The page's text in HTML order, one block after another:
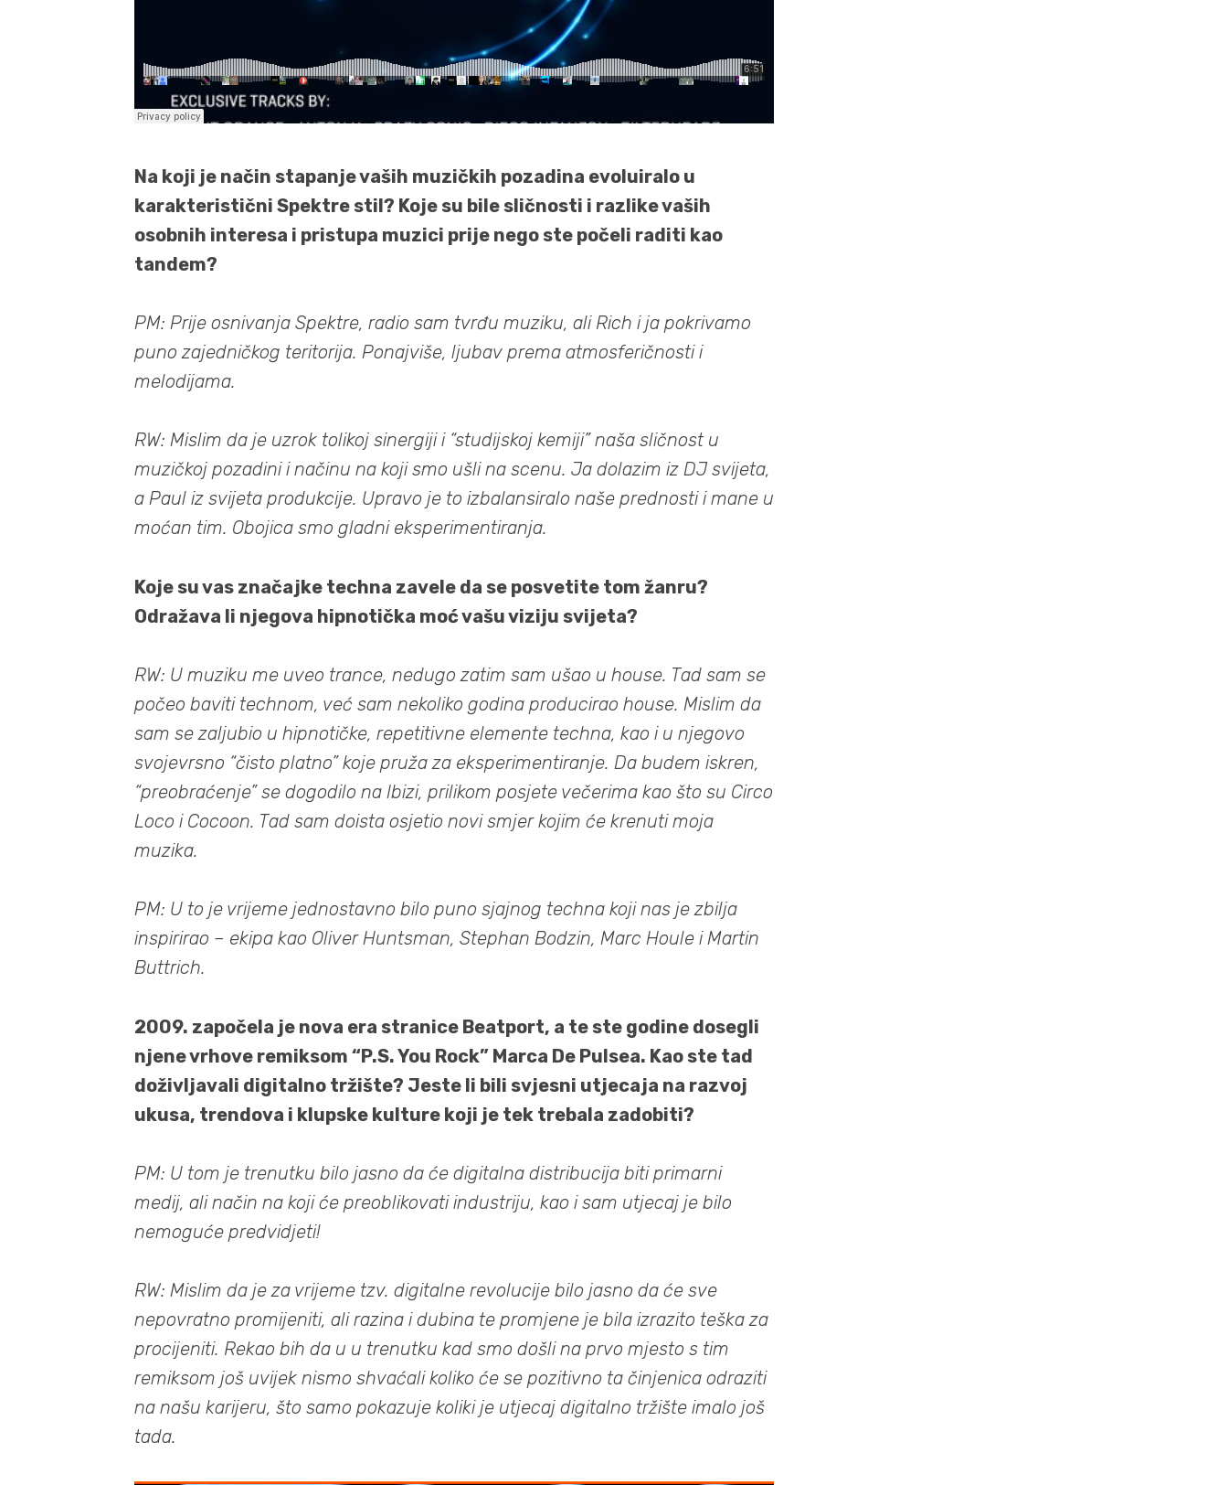
Na koji je način stapanje vaših muzičkih pozadina evoluiralo u
karakteristični Spektre stil? Koje su bile sličnosti i razlike vaših
osobnih interesa i pristupa muzici prije nego ste počeli raditi kao
tandem?
PM: Prije osnivanja Spektre, radio sam tvrđu muziku, ali Rich i ja pokrivamo
puno zajedničkog teritorija. Ponajviše, ljubav prema atmosferičnosti i
melodijama.
RW: Mislim da je uzrok tolikoj sinergiji i “studijskoj kemiji” naša sličnost u
muzičkoj pozadini i načinu na koji smo ušli na scenu. Ja dolazim iz DJ svijeta,
a Paul iz svijeta produkcije. Upravo je to izbalansiralo naše prednosti i mane u
moćan tim. Obojica smo gladni eksperimentiranja.
Koje su vas značajke techna zavele da se posvetite tom žanru?
Odražava li njegova hipnotička moć vašu viziju svijeta?
RW: U muziku me uveo trance, nedugo zatim sam ušao u house. Tad sam se
počeo baviti technom, već sam nekoliko godina producirao house. Mislim da
sam se zaljubio u hipnotičke, repetitivne elemente techna, kao i u njegovo
svojevrsno “čisto platno” koje pruža za eksperimentiranje. Da budem iskren,
“preobraćenje” se dogodilo na Ibizi, prilikom posjete večerima kao što su Circo
Loco i Cocoon. Tad sam doista osjetio novi smjer kojim će krenuti moja
muzika.
PM: U to je vrijeme jednostavno bilo puno sjajnog techna koji nas je zbilja
inspirirao – ekipa kao Oliver Huntsman, Stephan Bodzin, Marc Houle i Martin
Buttrich.
2009. započela je nova era stranice Beatport, a te ste godine dosegli
njene vrhove remiksom “P.S. You Rock” Marca De Pulsea. Kao ste tad
doživljavali digitalno tržište? Jeste li bili svjesni utjecaja na razvoj
ukusa, trendova i klupske kulture koji je tek trebala zadobiti?
PM: U tom je trenutku bilo jasno da će digitalna distribucija biti primarni
medij, ali način na koji će preoblikovati industriju, kao i sam utjecaj je bilo
nemoguće predvidjeti!
RW: Mislim da je za vrijeme tzv. digitalne revolucije bilo jasno da će sve
nepovratno promijeniti, ali razina i dubina te promjene je bila izrazito teška za
procijeniti. Rekao bih da u u trenutku kad smo došli na prvo mjesto s tim
remiksom još uvijek nismo shvaćali koliko će se pozitivno ta činjenica odraziti
na našu karijeru, što samo pokazuje koliki je utjecaj digitalno tržište imalo još
tada.